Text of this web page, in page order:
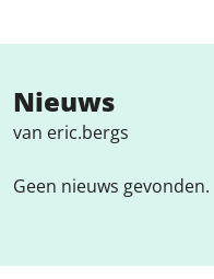
Nieuws
van eric.bergs
Geen nieuws gevonden.